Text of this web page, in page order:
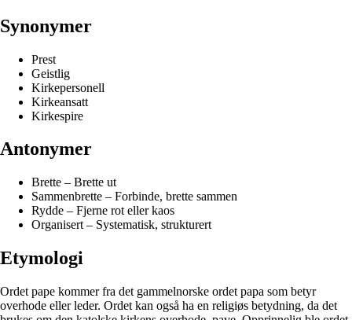
Synonymer
Prest
Geistlig
Kirkepersonell
Kirkeansatt
Kirkespire
Antonymer
Brette – Brette ut
Sammenbrette – Forbinde, brette sammen
Rydde – Fjerne rot eller kaos
Organisert – Systematisk, strukturert
Etymologi
Ordet pape kommer fra det gammelnorske ordet papa som betyr
overhode eller leder. Ordet kan også ha en religiøs betydning, da det